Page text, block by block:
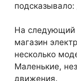
На
магазин
несколько
Маленькие,
движения.